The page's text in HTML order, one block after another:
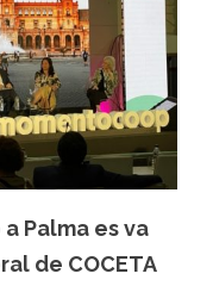
Palma es va
de COCETA